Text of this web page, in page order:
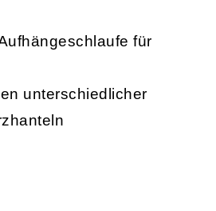
für
unterschiedlicher